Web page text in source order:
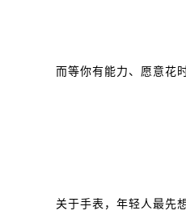
而等你有能力、愿意花
关于手表，年轻人最先